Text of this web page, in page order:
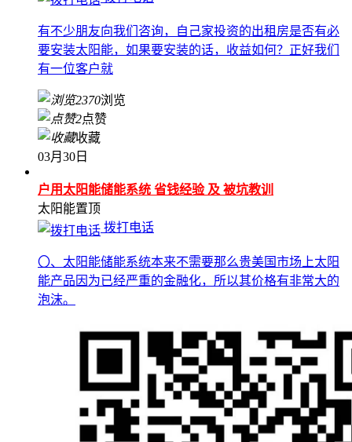
有不少朋友向我们咨询，自己家投资的出租房是否有必
要安装太阳能，如果要安装的话，收益如何？正好我们
有一位客户就
2370浏览
2点赞
收藏
03月30日
户用太阳能储能系统 省钱经验 及 被坑教训
太阳能置顶
拨打电话
〇、太阳能储能系统本来不需要那么贵美国市场上太阳
能产品因为已经严重的金融化，所以其价格有非常大的
泡沫。